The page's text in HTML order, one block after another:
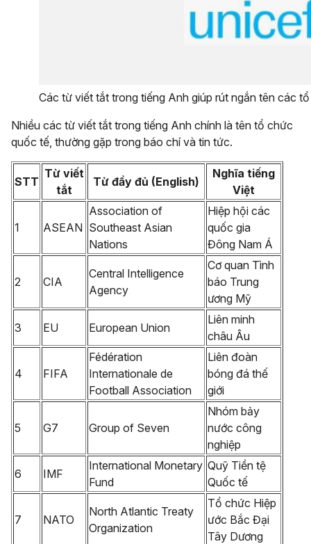
Các từ viết tắt trong tiếng Anh giúp rút ngắn tên các
Nhiều các từ viết tắt trong tiếng Anh chính là tên tổ chức
quốc tế, thường gặp trong báo chí và tin tức.
STT
Từ viết
tắt
Từ đầy đủ (English)
Nghĩa tiếng
Việt
1 ASEAN
Association of
Southeast Asian
Nations
Hiệp hội các
quốc gia
Đông Nam Á
2 CIA
Central Intelligence
Agency
Cơ quan Tình
báo Trung
ương Mỹ
3 EU European Union
Liên minh
châu Âu
4 FIFA
Fédération
Internationale de
Football Association
Liên đoàn
bóng đá thế
giới
5 G7 Group of Seven
Nhóm bảy
nước công
nghiệp
6 IMF
International Monetary
Fund
Quỹ Tiền tệ
Quốc tế
7 NATO
North Atlantic Treaty
Organization
Tổ chức Hiệp
ước Bắc Đại
Tây Dương